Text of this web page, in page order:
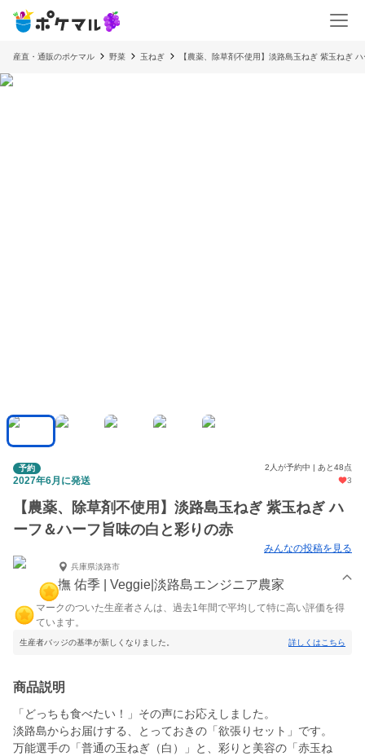
産直・通販のポケマル 野菜 玉ねぎ 【農薬、除草剤不使用】淡路島玉ねぎ 紫玉ねぎ
予約 2人が予約中 | あと48点
2027年6月に発送 3
【農薬、除草剤不使用】淡路島玉ねぎ 紫玉ねぎ ハ
ーフ＆ハーフ旨味の白と彩りの赤
みんなの投稿を見る
兵庫県淡路市
撫 佑季 | Veggie|淡路島エンジニア農家
マークのついた生産者さんは、過去1年間で平均して特に高い評価を得
ています。
生産者バッジの基準が新しくなりました。 詳しくはこちら
商品説明
「どっちも食べたい！」その声にお応えしました。
淡路島からお届けする、とっておきの「欲張りセット」です。
万能選手の「普通の玉ねぎ（白）」と、彩りと美容の「赤玉ね